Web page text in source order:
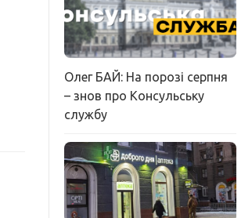
Олег БАЙ: На порозі серпня
– знов про Консульську
службу